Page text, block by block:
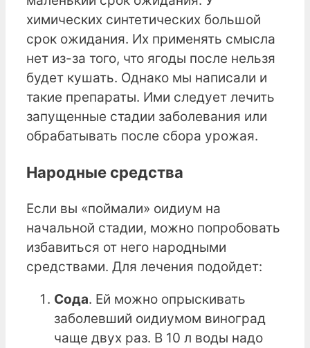
химических синтетических большой
срок ожидания. Их применять смысла
нет из-за того, что ягоды после нельзя
будет кушать. Однако мы написали и
такие препараты. Ими следует лечить
запущенные стадии заболевания или
обрабатывать после сбора урожая.
Народные средства
Если вы «поймали» оидиум на
начальной стадии, можно попробовать
избавиться от него народными
средствами. Для лечения подойдет:
Сода. Ей можно опрыскивать
заболевший оидиумом виноград
чаще двух раз. В 10 л воды надо